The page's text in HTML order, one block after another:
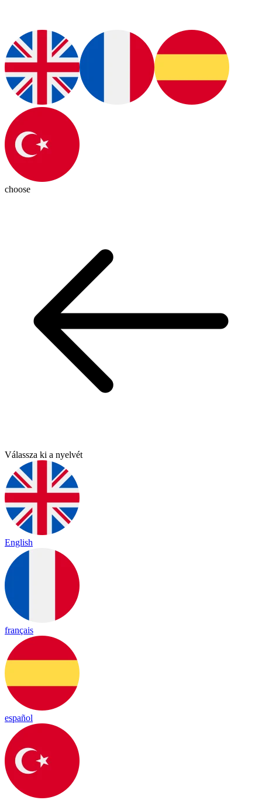
choose
Válassza ki a nyelvét
English
français
español